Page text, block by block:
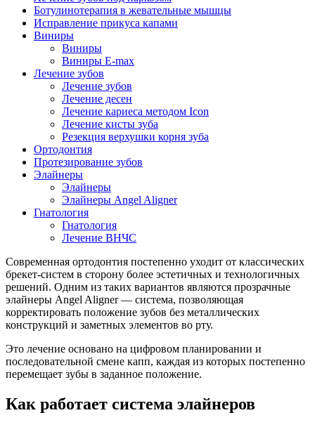
Ботулинотерапия в жевательные мышцы
Исправление прикуса капами
Виниры
Виниры
Виниры E-max
Лечение зубов
Лечение зубов
Лечение десен
Лечение кариеса методом Icon
Лечение кисты зуба
Резекция верхушки корня зуба
Ортодонтия
Протезирование зубов
Элайнеры
Элайнеры
Элайнеры Angel Aligner
Гнатология
Гнатология
Лечение ВНЧС
Современная ортодонтия постепенно уходит от классических
брекет-систем в сторону более эстетичных и технологичных
решений. Одним из таких вариантов являются прозрачные
элайнеры Angel Aligner — система, позволяющая
корректировать положение зубов без металлических
конструкций и заметных элементов во рту.
Это лечение основано на цифровом планировании и
последовательной смене капп, каждая из которых постепенно
перемещает зубы в заданное положение.
Как работает система элайнеров